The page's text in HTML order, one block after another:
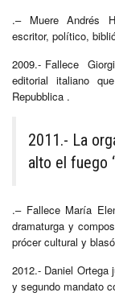
.– Muere Andrés
escritor, político,
2009.- Fallece
editorial italiano
Repubblica .
2011.- La
alto el fuego
.– Fallece María
dramaturga y
prócer cultural y
2012.- Daniel Ortega
y segundo mandato